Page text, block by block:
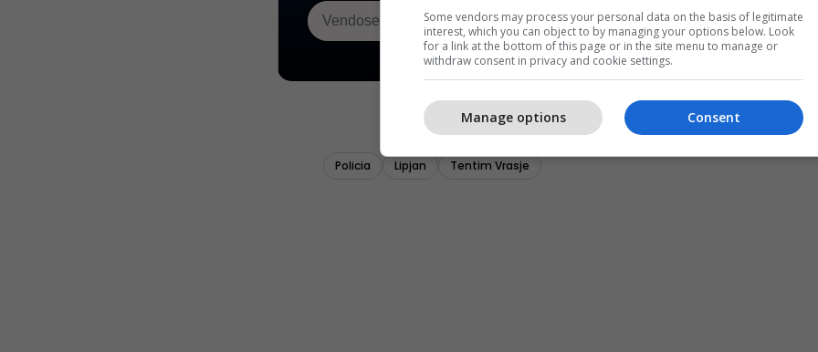
Some vendors may process your personal data on the basis of legitimate
interest, which you can object to by managing your options below. Look
for a link at the bottom of this page or in the site menu to manage or
withdraw consent in privacy and cookie settings.
Consent
Manage options